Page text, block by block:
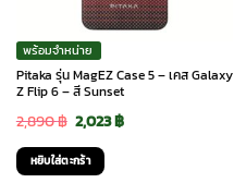
พร้อมจำหน่าย
Pitaka รุ่น MagEZ Case 5 – เคส Galaxy
Z Flip 6 – สี Sunset
2,890฿ Original
price
was:
2,023฿Current
หยิบใส่ตะกร้า